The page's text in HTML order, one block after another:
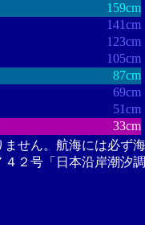
159cm
141cm
123cm
105cm
87cm
69cm
51cm
33cm
せん。航海には必ず
２号「日本沿岸潮汐